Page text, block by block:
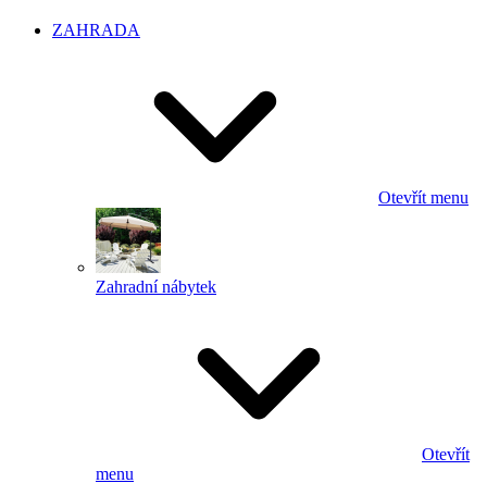
ZAHRADA
Otevřít menu
Zahradní nábytek
Otevřít
menu